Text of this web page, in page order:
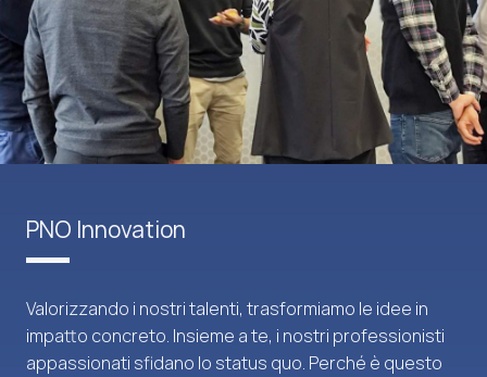
PNO Innovation
Valorizzando i nostri talenti, trasformiamo le idee in
impatto concreto. Insieme a te, i nostri professionisti
appassionati sfidano lo status quo. Perché è questo